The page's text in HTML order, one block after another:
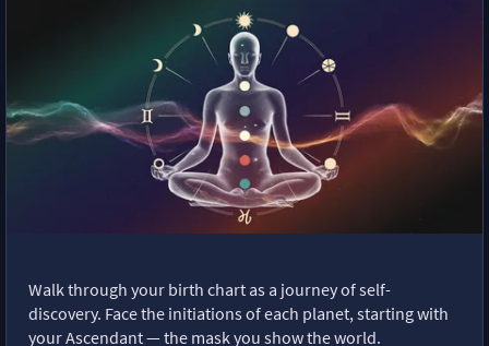
Walk through your birth chart as a journey of self-
discovery. Face the initiations of each planet, starting with
your Ascendant — the mask you show the world.